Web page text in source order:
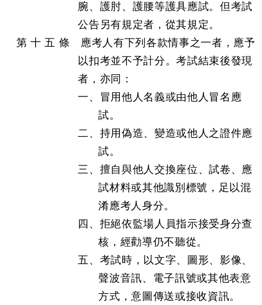
腕、護肘、護腰等護具應試。但考試
公告另有規定者，從其規定。
第 十 五 條 應考人有下列各款情事之一者，應予
以扣考並不予計分。考試結束後發現
者，亦同：
一、冒用他人名義或由他人冒名應
試。
二、持用偽造、變造或他人之證件應
試。
三、擅自與他人交換座位、試卷、應
試材料或其他識別標號，足以混
淆應考人身分。
四、拒絕依監場人員指示接受身分查
核，經勸導仍不聽從。
五、考試時，以文字、圖形、影像、
聲波音訊、電子訊號或其他表意
方式，意圖傳送或接收資訊。